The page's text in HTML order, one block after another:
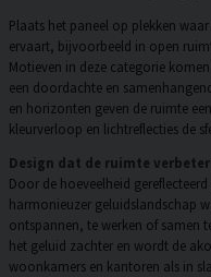
Plaats het paneel op plekken
ervaart, bijvoorbeeld in open
Motieven in deze categorie
een doordachte en
en horizonten geven de ruimte
kleurverloop en lichtreflecties de
Design dat de ruimte
Door de hoeveelheid
harmonieuzer geluidslandschap
ontspannen, te werken of samen
het geluid zachter en wordt de
woonkamers en kantoren als in